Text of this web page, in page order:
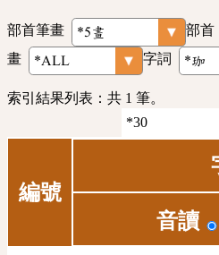
部首筆畫 部首
畫
字詞
索引結果列表：共 1 筆。
編號
音讀